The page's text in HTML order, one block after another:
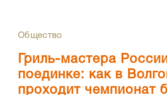
Общество
Гриль-мастера
поединке: как в
проходит чемпионат